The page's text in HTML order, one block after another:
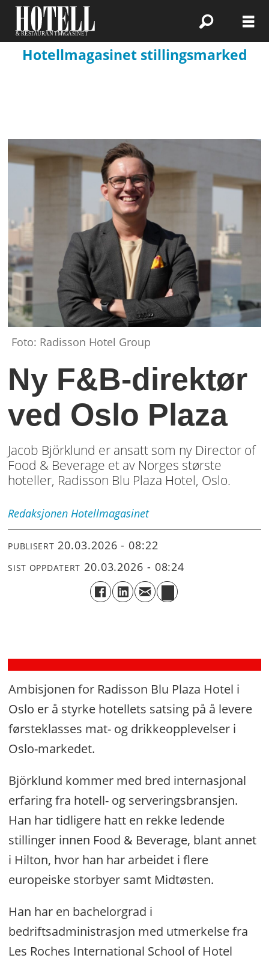
Hotellmagasinet stillingsmarked
Foto: Radisson Hotel Group
Ny F&B-direktør
ved Oslo Plaza
Jacob Björklund er ansatt som ny Director of
Food & Beverage et av Norges største
hoteller, Radisson Blu Plaza Hotel, Oslo.
Redaksjonen Hotellmagasinet
PUBLISERT 20.03.2026 - 08:22
SIST OPPDATERT 20.03.2026 - 08:24
En
sulten
Ambisjonen for Radisson Blu Plaza Hotel i
Oslo er å styrke hotellets satsing på å levere
førsteklasses mat- og drikkeopplevelser i
Oslo-markedet.
Björklund kommer med bred internasjonal
erfaring fra hotell- og serveringsbransjen.
Han har tidligere hatt en rekke ledende
stillinger innen Food & Beverage, blant annet
i Hilton, hvor han har arbeidet i flere
europeiske storbyer samt Midtøsten.
Han har en bachelorgrad i
bedriftsadministrasjon med utmerkelse fra
Les Roches International School of Hotel